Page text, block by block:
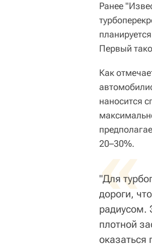
Ранее
Первый
Как
наносится
20–30%.
«
"Для
дороги,
радиусом.
плотной